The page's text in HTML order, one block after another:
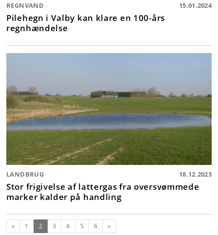
REGNVAND 15.01.2024
Pilehegn i Valby kan klare en 100-års
regnhændelse
LANDBRUG 18.12.2023
Stor frigivelse af lattergas fra oversvømmede
marker kalder på handling
Forrige
« 1 2(nuværende)
3 4 5 6 Næste
»